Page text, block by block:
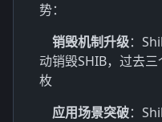
势：
销毁机制升级：
动销毁SHIB，过去
枚
应用场景突破：